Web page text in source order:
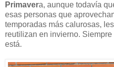
Primavera, aunque todavía
esas personas que
temporadas más calurosas,
reutilizan en invierno.
está.